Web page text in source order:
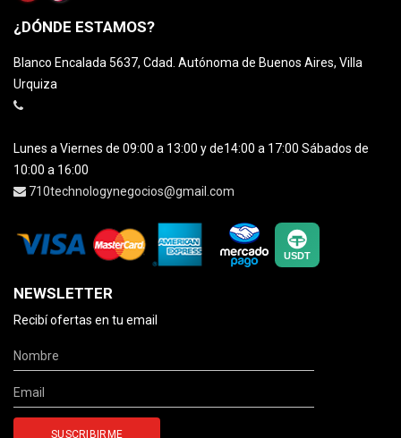
¿DÓNDE ESTAMOS?
Blanco Encalada 5637, Cdad. Autónoma de Buenos Aires, Villa
Urquiza
Lunes a Viernes de 09:00 a 13:00 y de14:00 a 17:00 Sábados de
10:00 a 16:00
710technologynegocios@gmail.com
NEWSLETTER
Recibí ofertas en tu email